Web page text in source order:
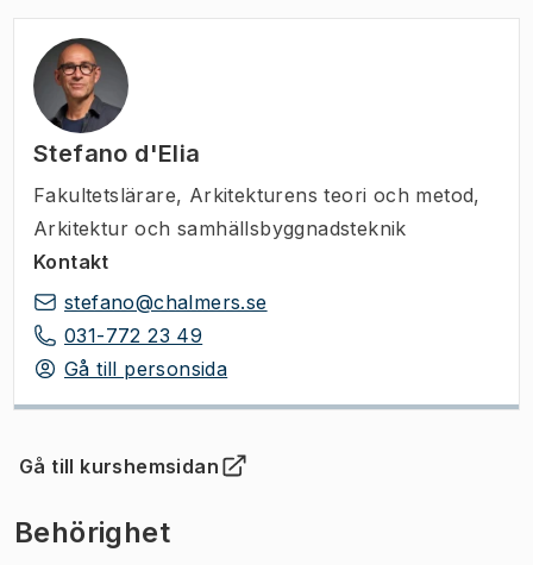
Stefano d'Elia
Fakultetslärare, Arkitekturens teori och metod,
Arkitektur och samhällsbyggnadsteknik
Kontakt
stefano@chalmers.se
031-772 23 49
Gå till personsida
Gå till kurshemsidan
(Öppnas i ny flik)
Behörighet